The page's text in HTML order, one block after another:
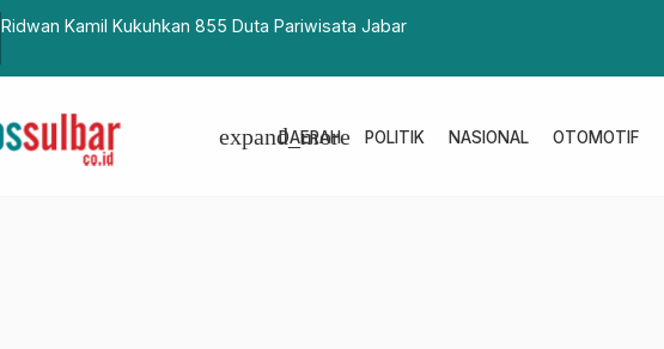
Ridwan Kamil Kukuhkan 855 Duta Pariwisata Jabar
DAERAH
expand_more POLITIK NASIONAL OTOMOTIF